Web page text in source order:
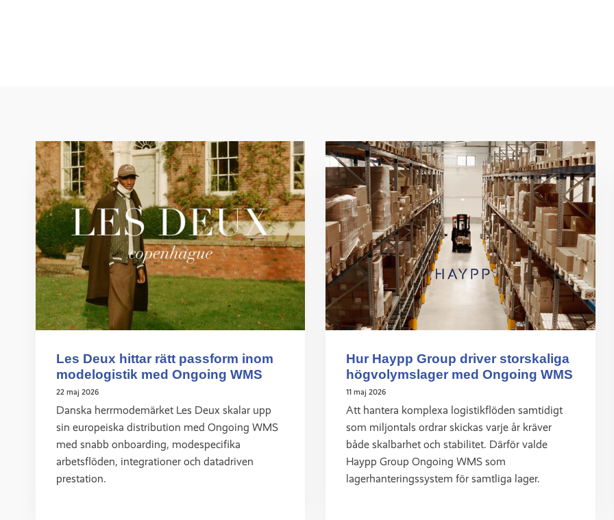
Les Deux hittar rätt passform inom
modelogistik med Ongoing WMS
22 maj 2026
Danska herrmodemärket Les Deux skalar upp
sin europeiska distribution med Ongoing WMS
med snabb onboarding, modespecifika
arbetsflöden, integrationer och datadriven
prestation.
Hur Haypp Group driver storskaliga
högvolymslager med Ongoing WMS
11 maj 2026
Att hantera komplexa logistikflöden samtidigt
som miljontals ordrar skickas varje år kräver
både skalbarhet och stabilitet. Därför valde
Haypp Group Ongoing WMS som
lagerhanteringssystem för samtliga lager.